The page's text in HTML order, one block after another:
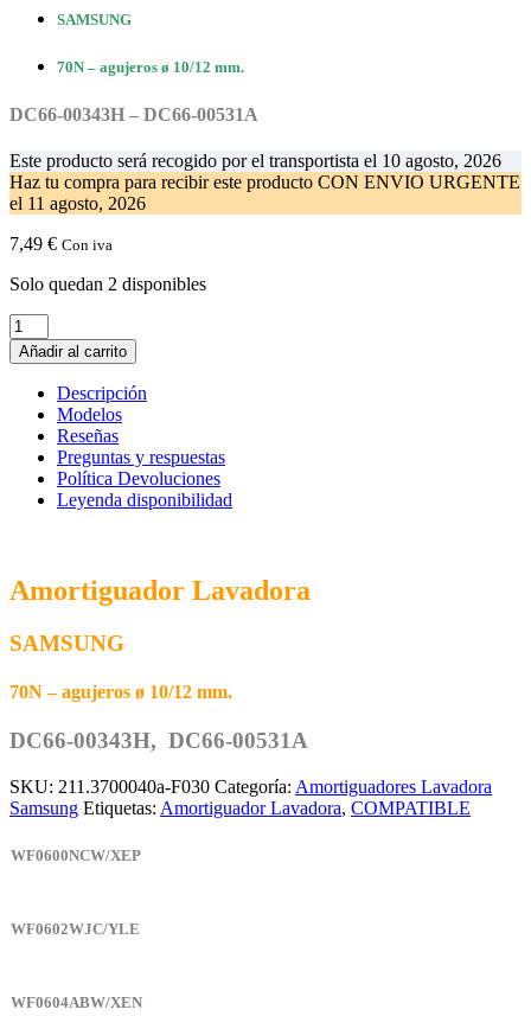
SAMSUNG
70N – agujeros ø 10/12 mm.
DC66-00343H – DC66-00531A
Este producto será recogido por el transportista el 10 agosto, 2026
Haz tu compra para recibir este producto CON ENVIO URGENTE
el 11 agosto, 2026
7,49 € Con iva
Solo quedan 2 disponibles
Amortiguador
Lavadora
SAMSUNG
DC66-
00343H
DC66-
00531A
cantidad
Añadir al carrito
Descripción
Modelos
Reseñas
Preguntas y respuestas
Política Devoluciones
Leyenda disponibilidad
Amortiguador Lavadora
SAMSUNG
70N – agujeros ø 10/12 mm.
DC66-00343H, DC66-00531A
SKU: 211.3700040a-F030 Categoría: Amortiguadores Lavadora
Samsung Etiquetas: Amortiguador Lavadora, COMPATIBLE
WF0600NCW/XEP
WF0602WJC/YLE
WF0604ABW/XEN